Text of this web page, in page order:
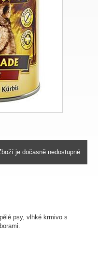
psy, vlhké krmivo s
je dočasně nedostupné